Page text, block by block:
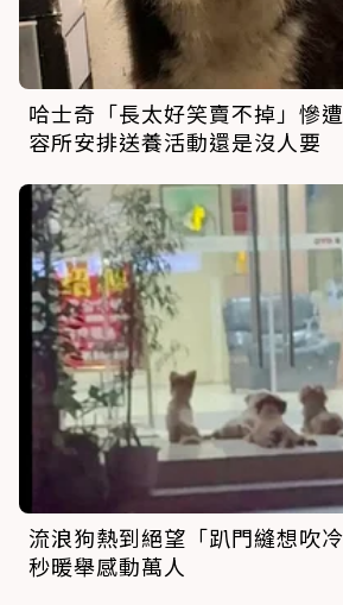
哈士奇「長太好笑賣不掉」慘
容所安排送養活動還是沒人要
流浪狗熱到絕望「趴門縫想吹
秒暖舉感動萬人